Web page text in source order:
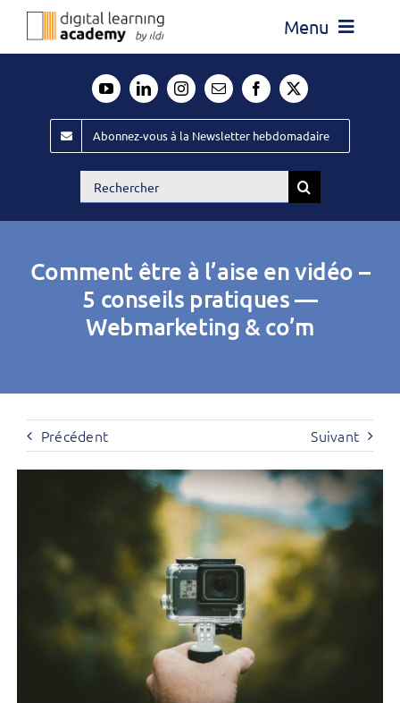
Passer
Menu
Évènements ILDI
Offres d’emploi
Publiez
Abonnez-vous à la Newsletter hebdomadaire
Rechercher:
Comment être à l’aise en vidéo –
5 conseils pratiques —
Webmarketing & co’m
Précédent Suivant